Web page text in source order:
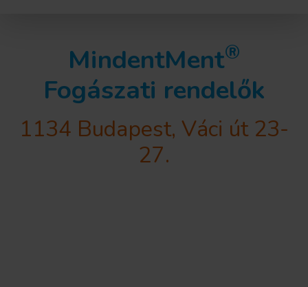
MindentMent®
Fogászati rendelők
1134 Budapest, Váci út 23-
27.